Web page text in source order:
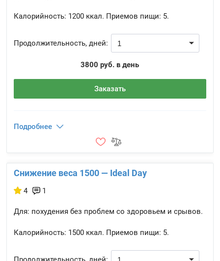
Калорийность: 1200 ккал. Приемов пищи: 5.
Продолжительность, дней:
3800 руб. в день
Заказать
Подробнее
Снижение веса 1500 — Ideal Day
4 1
Для: похудения без проблем со здоровьем и срывов.
Калорийность: 1500 ккал. Приемов пищи: 5.